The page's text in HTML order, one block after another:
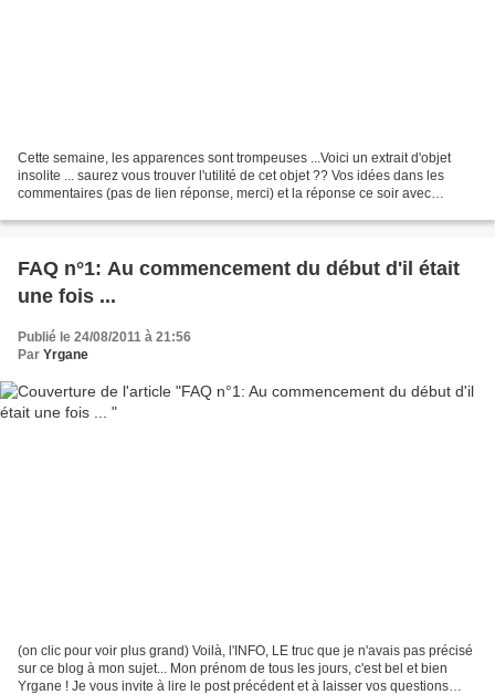
Cette semaine, les apparences sont trompeuses ...Voici un extrait d'objet
insolite ... saurez vous trouver l'utilité de cet objet ?? Vos idées dans les
commentaires (pas de lien réponse, merci) et la réponse ce soir avec
FAQ n°1: Au commencement du début d'il était
une fois ...
Publié le 24/08/2011 à 21:56
Par Yrgane
(on clic pour voir plus grand) Voilà, l'INFO, LE truc que je n'avais pas précisé
sur ce blog à mon sujet... Mon prénom de tous les jours, c'est bel et bien
Yrgane ! Je vous invite à lire le post précédent et à laisser vos questions